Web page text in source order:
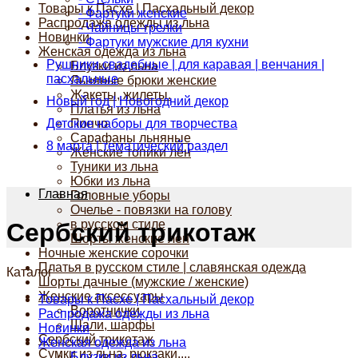
Товары к Пасхе | Пасхальный декор
Распродажа одежды из льна
Новинки
Женская одежда из льна
Блузки из льна
Льняные брюки женские
Жакеты, жилеты.
Платья из льна
Пончо
Сарафаны льняные
Женские топики лен
Туники из льна
Юбки из льна
Головные уборы
Очелье - повязки на голову
в русском стиле
Шорты женские лен
Ночные женские сорочки
Платья в русском стиле | славянская одежда
Шорты дачные (мужские / женские)
Женские аксессуары
Воротнички
Шали, шарфы
Сербский трикотаж
Сумки из льна, рюкзаки....
- Фартуки женские
- Чайницы-грелки
- Фартуки мужские для кухни
Рушники свадебные | для каравая | венчания |
пасхальные
Новый год | Новогодний декор
Детские наборы для творчества
8 марта | тематический раздел
Главная
Сербский трикотаж
Каталог
Товары к Пасхе | Пасхальный декор
Распродажа одежды из льна
Новинки
Женская одежда из льна